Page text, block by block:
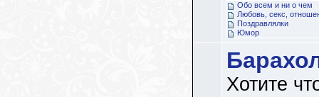
Обо всем и ни о чем
Любовь, секс,
Поздравлялки
Юмор
Хотите